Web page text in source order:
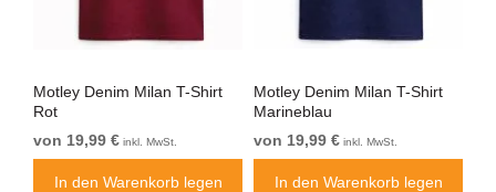
Motley Denim Milan T-Shirt
Rot
von 19,99 € inkl. MwSt.
In den Warenkorb legen
Motley Denim Milan T-Shirt
Marineblau
von 19,99 € inkl. MwSt.
In den Warenkorb legen